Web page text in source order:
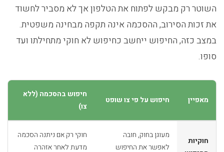
השוטר רק מבקש לפתוח את הטלפון אך לא מסביר לחשוד
את זכות הסירוב, ההסכמה אינה תקפה מבחינה משפטית.
במצב כזה, החיפוש ייחשב כחיפוש לא חוקי מתחילתו ועד
סופו.
מאפיין חיפוש על פי צו שופט
חיפוש בהסכמה (ללא
צו)
חוקיות
מעוגן בחוק, חובה
לאפשר את החיפוש
חוקי רק אם ניתנה הסכמה
מדעת לאחר אזהרה